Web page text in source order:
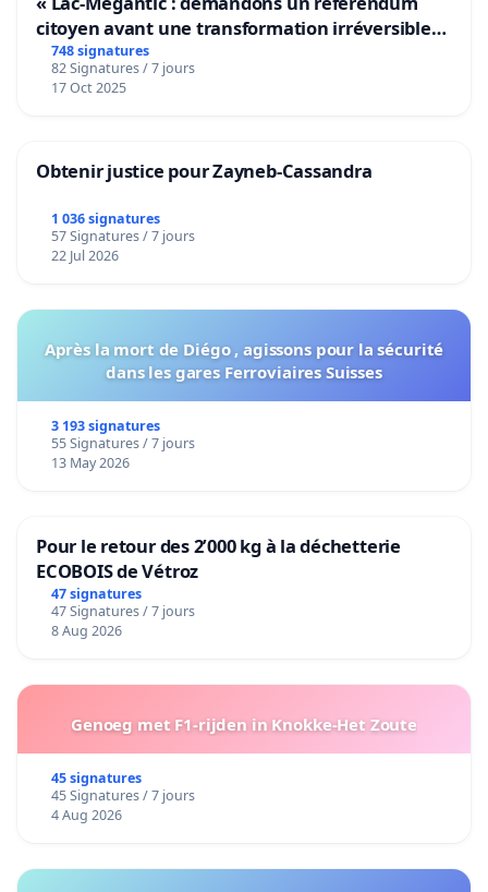
citoyen avant une transformation irréversible
de notre territoire »
748 signatures
82 Signatures / 7 jours
17 Oct 2025
Obtenir justice pour Zayneb-Cassandra
1 036 signatures
57 Signatures / 7 jours
22 Jul 2026
Après la mort de Diégo , agissons pour la sécurité
dans les gares Ferroviaires Suisses
3 193 signatures
55 Signatures / 7 jours
13 May 2026
Pour le retour des 2’000 kg à la déchetterie
ECOBOIS de Vétroz
47 signatures
47 Signatures / 7 jours
8 Aug 2026
Genoeg met F1-rijden in Knokke-Het Zoute
45 signatures
45 Signatures / 7 jours
4 Aug 2026